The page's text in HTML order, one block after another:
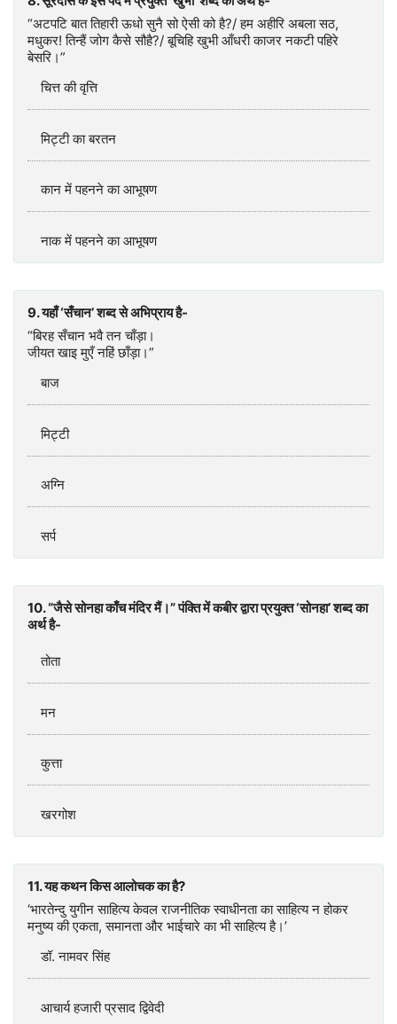
“अटपटि बात तिहारी ऊधो सुनै सो ऐसी को है?/ हम अहीरि अबला सठ,
मधुकर! तिन्हैं जोग कैसे सौहै?/ बूचिहि खुभी आँधरी काजर नकटी पहिरे
बेसरि।”
चित्त की वृत्ति
मिट्टी का बरतन
कान में पहनने का आभूषण
नाक में पहनने का आभूषण
9. यहाँ ‘सँचान’ शब्द से अभिप्राय है-
“बिरह सँचान भवै तन चाँड़ा।
जीयत खाइ मुएँ नहिं छाँड़ा।”
बाज
मिट्टी
अग्नि
सर्प
10. “जैसे सोनहा काँच मंदिर मैं।” पंक्ति में कबीर द्वारा प्रयुक्त ‘सोनहा’ शब्द का
अर्थ है-
तोता
मन
कुत्ता
खरगोश
11. यह कथन किस आलोचक का है?
‘भारतेन्दु युगीन साहित्य केवल राजनीतिक स्वाधीनता का साहित्य न होकर
मनुष्य की एकता, समानता और भाईचारे का भी साहित्य है।’
डॉ. नामवर सिंह
आचार्य हजारी प्रसाद द्विवेदी